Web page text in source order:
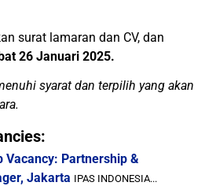
surat lamaran dan CV, dan
26 Januari 2025.
syarat dan terpilih yang akan
Vacancy: Partnership &
Jakarta IPAS INDONESIA...